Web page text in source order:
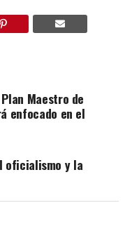
Maestro de
enfocado en el
oficialismo y la